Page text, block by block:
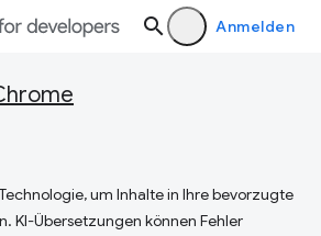
Anmelden
um Inhalte in Ihre bevorzugte
KI-Übersetzungen können Fehler